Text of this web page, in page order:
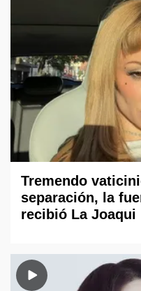
Tremendo
separación, la
recibió La Joaqui